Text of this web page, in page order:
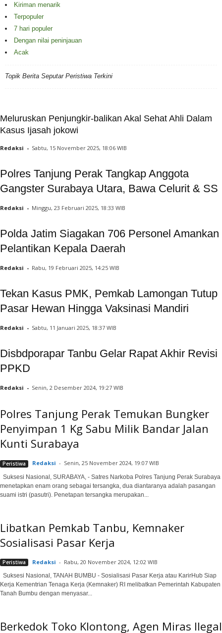
Kiriman menarik
Terpopuler
7 hari populer
Dengan nilai peninjauan
Acak
Topik Berita Seputar Peristiwa Terkini
Meluruskan Penjungkir-balikan Akal Sehat Ahli Dalam
Kasus Ijasah jokowi
Redaksi - Sabtu, 15 November 2025, 18:06 WIB
Polres Tanjung Perak Tangkap Anggota
Gangster Surabaya Utara, Bawa Celurit & SS
Redaksi - Minggu, 23 Februari 2025, 18:33 WIB
Polda Jatim Siagakan 706 Personel Amankan
Pelantikan Kepala Daerah
Redaksi - Rabu, 19 Februari 2025, 14:25 WIB
Tekan Kasus PMK, Pemkab Lamongan Tutup
Pasar Hewan Hingga Vaksinasi Mandiri
Redaksi - Sabtu, 11 Januari 2025, 18:37 WIB
Disbdporapar Tanbu Gelar Rapat Akhir Revisi
PPKD
Redaksi - Senin, 2 Desember 2024, 19:27 WIB
Polres Tanjung Perak Temukan Bungker
Penyimpan 1 Kg Sabu Milik Bandar Jalan
Kunti Surabaya
Peristiwa Redaksi - Senin, 25 November 2024, 19:07 WIB
Suksesi Nasional, SURABAYA, - Satres Narkoba Polres Tanjung Perak Surabaya
menetapkan enam orang sebagai tersangka, dua diantaranya adalah pasangan
suami istri (pasutri). Penetapan tersangka merupakan...
Libatkan Pemkab Tanbu, Kemnaker
Sosialisasi Pasar Kerja
Peristiwa Redaksi - Rabu, 20 November 2024, 12:02 WIB
Suksesi Nasional, TANAH BUMBU - Sosialisasi Pasar Kerja atau KarirHub Siap
Kerja Kementrian Tenaga Kerja (Kemnaker) RI melibatkan Pemerintah Kabupaten
Tanah Bumbu dengan menyasar...
Berkedok Toko Klontong, Agen Miras Ilegal